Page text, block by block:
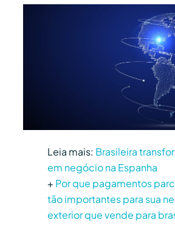
Leia mais: Brasileira
em negócio na Espanha
+ Por que pagamentos
tão importantes para sua
exterior que vende para